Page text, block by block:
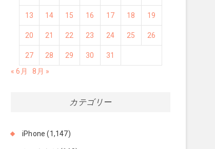
13 14 15 16 17 18 19
20 21 22 23 24 25 26
27 28 29 30
31
« 6月
8月 »
カテゴリー
iPhone (1,147)